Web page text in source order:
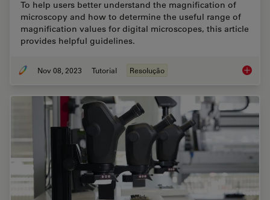
To help users better understand the magnification of
microscopy and how to determine the useful range of
magnification values for digital microscopes, this article
provides helpful guidelines.
Nov 08, 2023 Tutorial Resolução